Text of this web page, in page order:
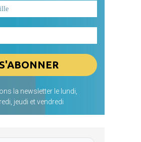
la newsletter le lundi,
jeudi et vendredi